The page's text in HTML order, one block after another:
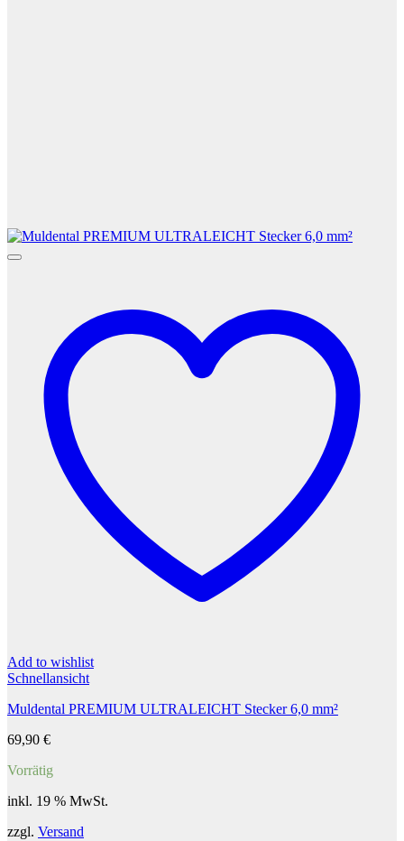
Add to wishlist
Schnellansicht
Muldental PREMIUM ULTRALEICHT Stecker 6,0 mm²
69,90 €
Vorrätig
inkl. 19 % MwSt.
zzgl. Versand